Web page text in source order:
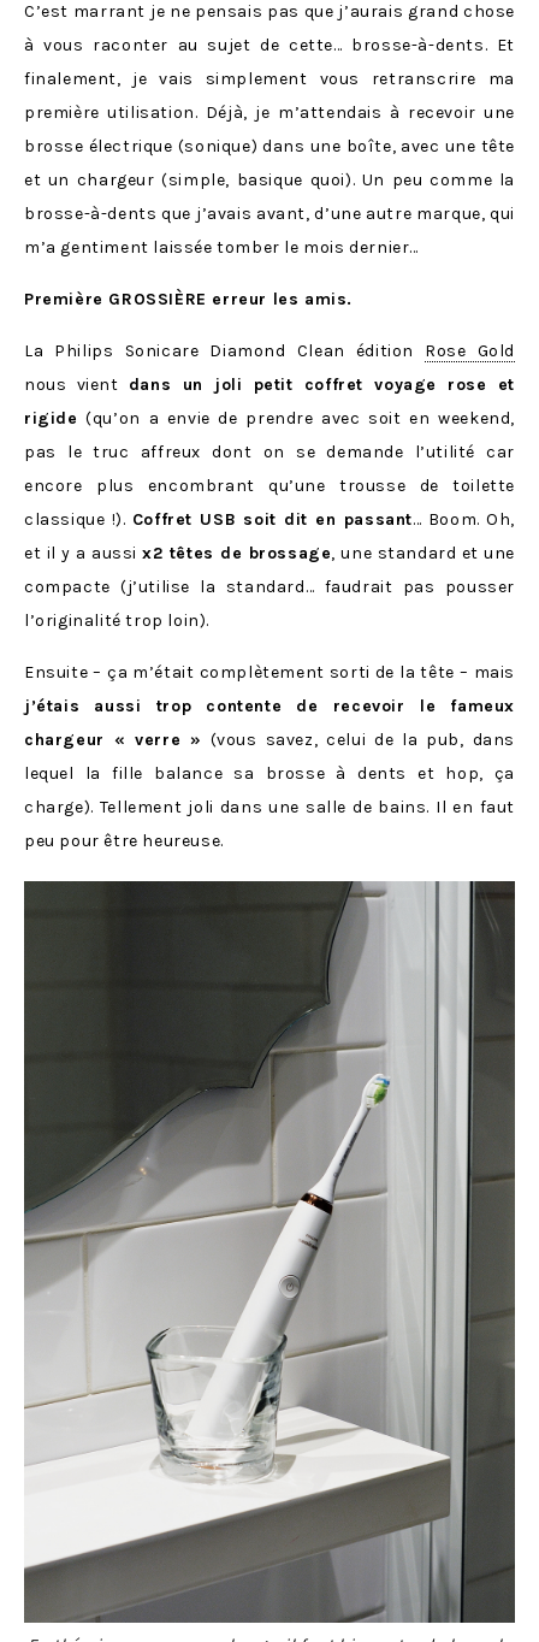
C’est marrant je ne pensais pas que j’aurais grand chose
à vous raconter au sujet de cette… brosse-à-dents. Et
finalement, je vais simplement vous retranscrire ma
première utilisation. Déjà, je m’attendais à recevoir une
brosse électrique (sonique) dans une boîte, avec une tête
et un chargeur (simple, basique quoi). Un peu comme la
brosse-à-dents que j’avais avant, d’une autre marque, qui
m’a gentiment laissée tomber le mois dernier…
Première GROSSIÈRE erreur les amis.
La Philips Sonicare Diamond Clean édition Rose Gold
nous vient dans un joli petit coffret voyage rose et
rigide (qu’on a envie de prendre avec soit en weekend,
pas le truc affreux dont on se demande l’utilité car
encore plus encombrant qu’une trousse de toilette
classique !). Coffret USB soit dit en passant… Boom. Oh,
et il y a aussix2 têtes de brossage, une standard et une
compacte (j’utilise la standard… faudrait pas pousser
l’originalité trop loin).
Ensuite – ça m’était complètement sorti de la tête – mais
j’étais aussi trop contente de recevoir le fameux
chargeur « verre » (vous savez, celui de la pub, dans
lequel la fille balance sa brosse à dents et hop, ça
charge). Tellement joli dans une salle de bains. Il en faut
peu pour être heureuse.